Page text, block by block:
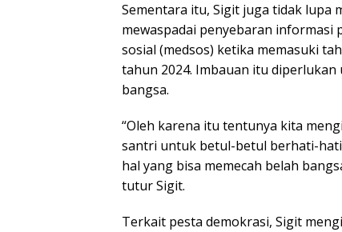
Sementara itu, Sigit juga tidak lupa
mewaspadai penyebaran informasi
sosial (medsos) ketika memasuki
tahun 2024. Imbauan itu
bangsa.
“Oleh karena itu tentunya kita
santri untuk betul-betul berhati-
hal yang bisa memecah belah
tutur Sigit.
Terkait pesta demokrasi, Sigit